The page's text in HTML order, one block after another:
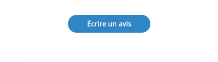
Écrire un avis